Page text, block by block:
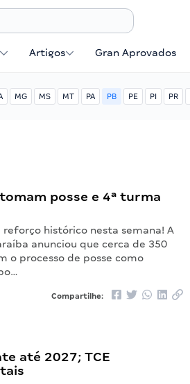
Artigos Gran Aprovados
MG MS MT PA PB PE PI PR
posse e 4ª turma
reforço histórico nesta semana! A
anunciou que cerca de 350
o processo de posse como
Compartilhe:
até 2027; TCE